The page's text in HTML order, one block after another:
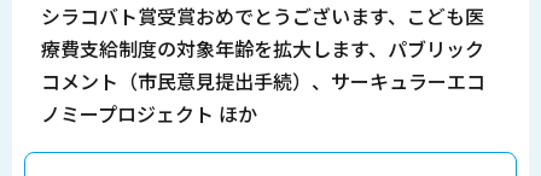
シラコバト賞受賞おめでとうございます、こども医
療費支給制度の対象年齢を拡大します、パブリック
コメント（市民意見提出手続）、サーキュラーエコ
ノミープロジェクト ほか